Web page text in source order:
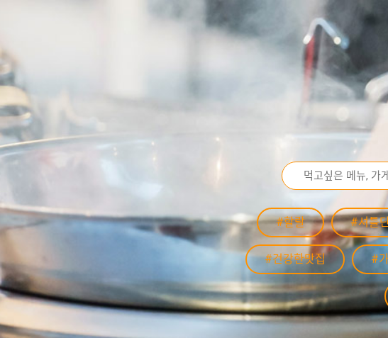
#할랄 #셔틀
#건강한맛집 #